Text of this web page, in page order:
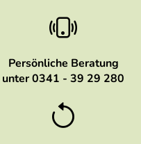
Persönliche Beratung
unter 0341 - 39 29 280